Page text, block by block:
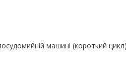
машині (короткий